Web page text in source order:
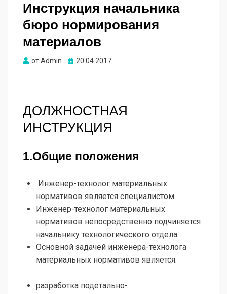
Инструкция начальника
бюро нормирования
материалов
отAdmin Опубликовано
20.04.2017
ДОЛЖНОСТНАЯ
ИНСТРУКЦИЯ
1.Общие положения
Инженер-технолог материальных
нормативов является специалистом .
Инженер-технолог материальных
нормативов непосредственно подчиняется
начальнику технологического отдела.
Основной задачей инженера-технолога
материальных нормативов является:
разработка подетально-